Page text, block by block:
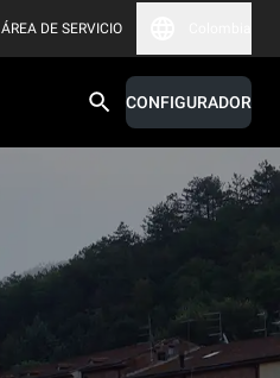
ÁREA DE SERVICIO
CONFIGURADOR